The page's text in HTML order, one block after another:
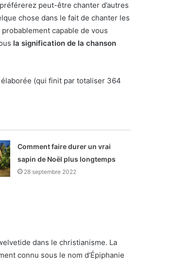
peut-être chanter d’autres
chose dans le fait de chanter les
capable de vous
la signification de la chanson
élaborée (qui finit par totaliser 364
Comment faire durer un vrai
sapin de Noël plus longtemps
28 septembre 2022
dans le christianisme. La
connu sous le nom d’Épiphanie